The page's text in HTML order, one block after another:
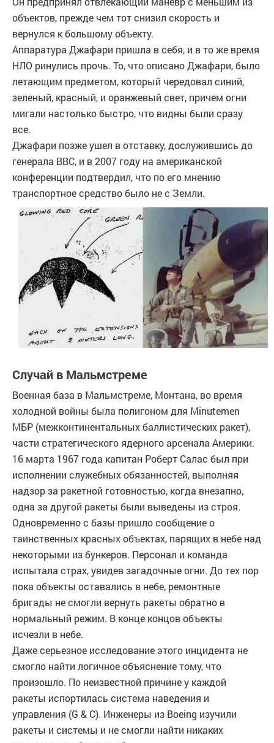
объектов, прежде чем тот снизил скорость и
вернулся к большому объекту.
Аппаратура Джафари пришла в себя, и в то же время
НЛО ринулись прочь. То, что описано Джафари, было
летающим предметом, который чередовал синий,
зеленый, красный, и оранжевый свет, причем огни
мигали настолько быстро, что видны были сразу
все.
Джафари позже ушел в отставку, дослужившись до
генерала ВВС, и в 2007 году на американской
конференции подтвердил, что по его мнению
транспортное средство было не с Земли.
Случай в Мальмстреме
Военная база в Мальмстреме, Монтана, во время
холодной войны была полигоном для Minutemen
МБР (межконтинентальных баллистических ракет),
части стратегического ядерного арсенала Америки.
16 марта 1967 года капитан Роберт Салас был при
исполнении служебных обязанностей, выполняя
надзор за ракетной готовностью, когда внезапно,
одна за другой ракеты были выведены из строя.
Одновременно с базы пришло сообщение о
таинственных красных объектах, парящих в небе над
некоторыми из бункеров. Персонал и команда
испытала страх, увидев загадочные огни. До тех пор
пока объекты оставались в небе, ремонтные
бригады не смогли вернуть ракеты обратно в
нормальный режим. В конце концов объекты
исчезли в небе.
Даже серьезное исследование этого инцидента не
смогло найти логичное объяснение тому, что
произошло. По неизвестной причине у каждой
ракеты испортилась система наведения и
управления (G & C). Инженеры из Boeing изучили
ракеты и системы и не смогли найти никаких